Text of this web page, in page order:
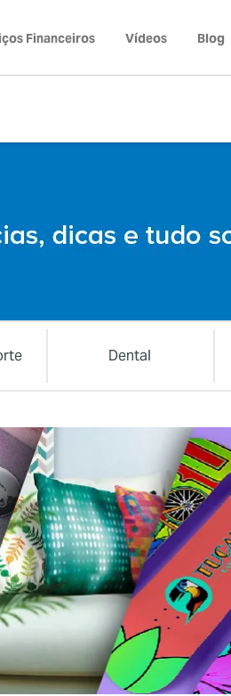
Financeiros Vídeos Blog
Dental